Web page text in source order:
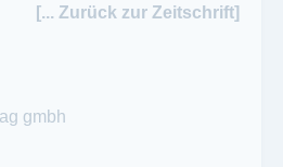
[... Zurück zur Zeitschrift]
gmbh